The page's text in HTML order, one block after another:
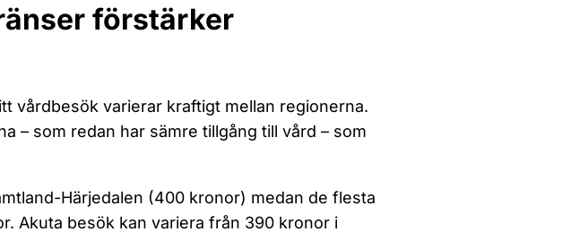
förstärker
vårdbesök varierar kraftigt mellan regionerna.
– som redan har sämre tillgång till vård – som
Härjedalen (400 kronor) medan de flesta
Akuta besök kan variera från 390 kronor i